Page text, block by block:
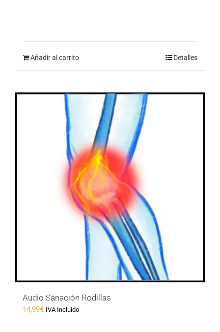
Añadir al carrito Detalles
Audio Sanación Rodillas
14,99€ IVA Incluido